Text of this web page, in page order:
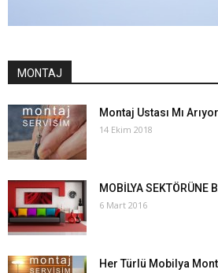
MONTAJ
Montaj Ustası Mı
14 Ekim 2018
MOBİLYA SEKTÖRÜNE
6 Mart 2016
Her Türlü Mobilya